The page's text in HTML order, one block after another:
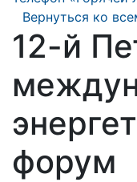
Вернуться ко
12-й
форум